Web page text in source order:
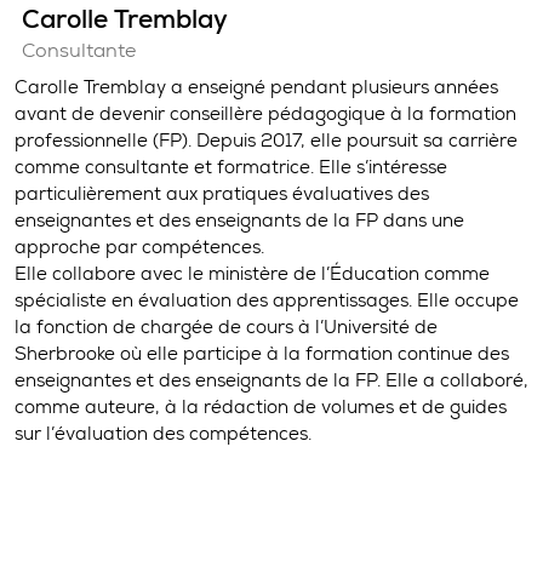
Carolle Tremblay
Consultante
Carolle Tremblay a enseigné pendant plusieurs années
avant de devenir conseillère pédagogique à la formation
professionnelle (FP). Depuis 2017, elle poursuit sa carrière
comme consultante et formatrice. Elle s’intéresse
particulièrement aux pratiques évaluatives des
enseignantes et des enseignants de la FP dans une
approche par compétences.
Elle collabore avec le ministère de l’Éducation comme
spécialiste en évaluation des apprentissages. Elle occupe
la fonction de chargée de cours à l’Université de
Sherbrooke où elle participe à la formation continue des
enseignantes et des enseignants de la FP. Elle a collaboré,
comme auteure, à la rédaction de volumes et de guides
sur l’évaluation des compétences.